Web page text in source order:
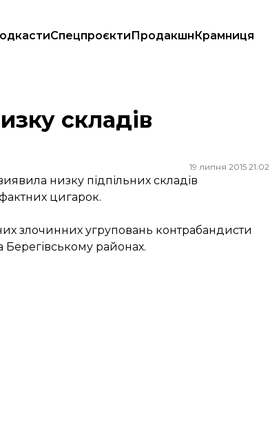
СпецпроєктиПродакшнКрамниця
складів
19 липня 2015 21:02
низку підпільних складів
цигарок.
злочинних угруповань контрабандисти
Берегівському районах.